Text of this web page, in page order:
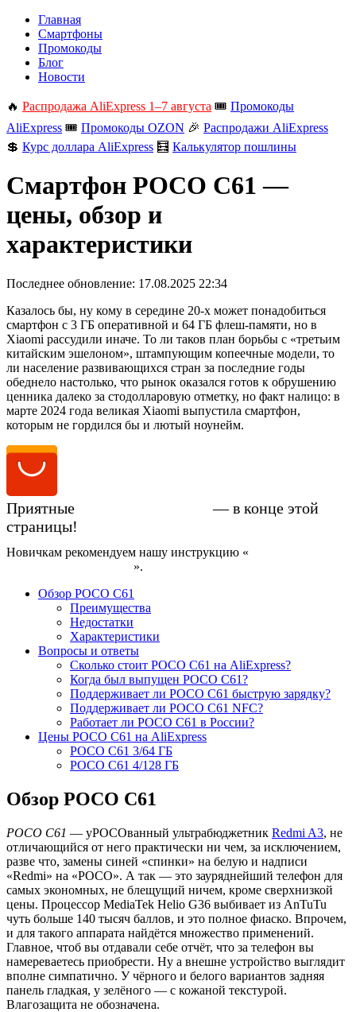
Главная
Смартфоны
Промокоды
Блог
Новости
🔥 Распродажа AliExpress 1–7 августа 🎟️ Промокоды
AliExpress 🎟️ Промокоды OZON 🎉 Распродажи AliExpress
💲 Курс доллара AliExpress 🧮 Калькулятор пошлины
Смартфон POCO C61 —
цены, обзор и
характеристики
Последнее обновление: 17.08.2025 22:34
Казалось бы, ну кому в середине 20-х может понадобиться
смартфон с 3 ГБ оперативной и 64 ГБ флеш-памяти, но в
Xiaomi рассудили иначе. То ли таков план борьбы с «третьим
китайским эшелоном», штампующим копеечные модели, то
ли население развивающихся стран за последние годы
обеднело настолько, что рынок оказался готов к обрушению
ценника далеко за стодолларовую отметку, но факт налицо: в
марте 2024 года великая Xiaomi выпустила смартфон,
которым не гордился бы и лютый ноунейм.
Приятные
— в конце этой
страницы!
Новичкам рекомендуем нашу инструкцию «
».
Обзор POCO C61
Преимущества
Недостатки
Характеристики
Вопросы и ответы
Сколько стоит POCO C61 на AliExpress?
Когда был выпущен POCO C61?
Поддерживает ли POCO C61 быструю зарядку?
Поддерживает ли POCO C61 NFC?
Работает ли POCO C61 в России?
Цены POCO C61 на AliExpress
POCO C61 3/64 ГБ
POCO C61 4/128 ГБ
Обзор POCO C61
POCO C61 — уPOCOванный ультрабюджетник Redmi A3, не
отличающийся от него практически ни чем, за исключением,
разве что, замены синей «спинки» на белую и надписи
«Redmi» на «POCO». А так — это зауряднейший телефон для
самых экономных, не блещущий ничем, кроме сверхнизкой
цены. Процессор MediaTek Helio G36 выбивает из AnTuTu
чуть больше 140 тысяч баллов, и это полное фиаско. Впрочем,
и для такого аппарата найдётся множество применений.
Главное, чтоб вы отдавали себе отчёт, что за телефон вы
намереваетесь приобрести. Ну а внешне устройство выглядит
вполне симпатично. У чёрного и белого вариантов задняя
панель гладкая, у зелёного — с кожаной текстурой.
Влагозащита не обозначена.